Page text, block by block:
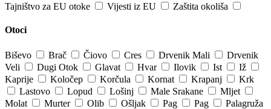
Tajništvo za EU otoke
Vijesti iz EU Zaštita okoliša
Otoci
Biševo Brač Čiovo Cres Drvenik Mali
Drvenik
Veli
Dugi Otok Glavat Hvar Ilovik Ist
Iž
Kaprije
Koločep Korčula Kornat Krapanj
Krk
Lastovo
Lopud Lošinj Male Srakane
Mljet
Molat
Murter Olib Ošljak Pag Pag
Palagruža